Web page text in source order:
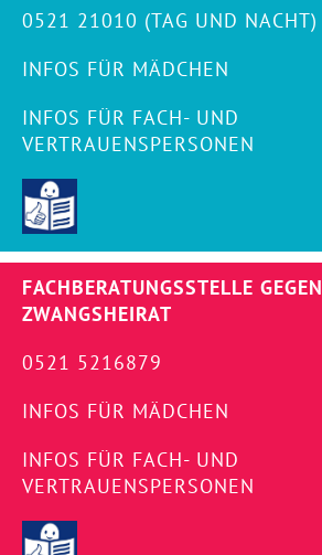
0521 21010 (TAG UND NACHT)
INFOS FÜR MÄDCHEN
INFOS FÜR FACH- UND
VERTRAUENSPERSONEN
FACHBERATUNGSSTELLE GEGEN
ZWANGSHEIRAT
0521 5216879
INFOS FÜR MÄDCHEN
INFOS FÜR FACH- UND
VERTRAUENSPERSONEN